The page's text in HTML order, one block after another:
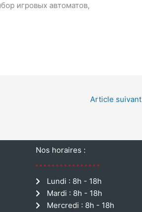
игровых автоматов,
Article suivant
Nos horaires :
Lundi : 8h - 18h
Mardi : 8h - 18h
Mercredi : 8h - 18h